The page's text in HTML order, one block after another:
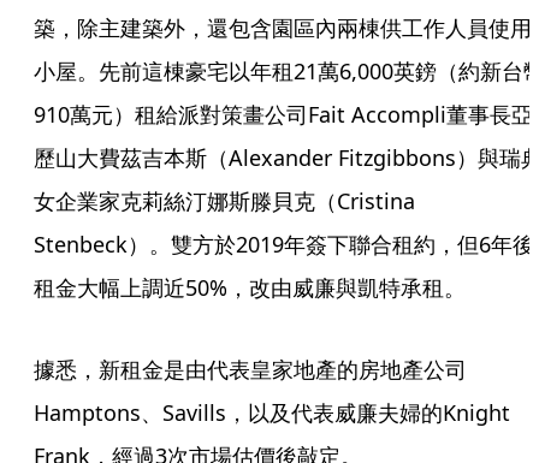
築，除主建築外，還包含園區內兩棟供工作人員使用
小屋。先前這棟豪宅以年租21萬6,000英鎊（約新台
910萬元）租給派對策畫公司Fait Accompli董事長亞
歷山大費茲吉本斯（Alexander Fitzgibbons）與瑞
女企業家克莉絲汀娜斯滕貝克（Cristina
Stenbeck）。雙方於2019年簽下聯合租約，但6年後
租金大幅上調近50%，改由威廉與凱特承租。
據悉，新租金是由代表皇家地產的房地產公司
Hamptons、Savills，以及代表威廉夫婦的Knight
Frank，經過3次市場估價後敲定。